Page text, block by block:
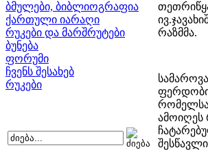
ბმულები, ბიბლიოგრაფია
ქართული იარაღი
რუკები და მარშრუტები
ბუნება
ფორუმი
ჩვენს შესახებ
რუკები
რაზმმა.
ფერდობი
ამოიღეს